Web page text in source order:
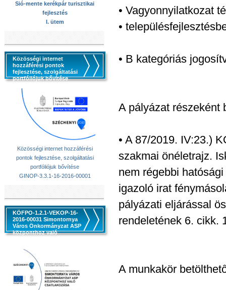
Sió-mente kerékpár turisztikai
fejlesztés
I. ütem
Közösségi internet
hozzáférési pontok
fejlesztése, szolgáltatási
portfóliójuk bővítése
Közösségi internet hozzáférési
pontok fejlesztése, szolgáltatási
portfóliójuk bővítése
GINOP-3.3.1-16-2016-00001
KÖFPO-1.2.1-VEKOP-16-
2016-00031 Simontornya
Város Önkormányzat ASP
központhoz való
• Vagyonnyilatkozat
•
• B kategóriás
A pályázat részeként
• A 87/2019. IV:23.)
szakmai önéletrajz.
nem régebbi
igazoló irat
pályázati eljárással
rendeletének 6. cikk.
A munkakör